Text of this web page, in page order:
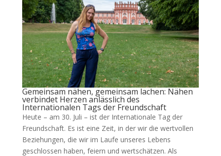
Gemeinsam nähen, gemeinsam lachen: Nähen
verbindet Herzen anlässlich des
Internationalen Tags der Freundschaft
Heute – am 30. Juli – ist der Internationale Tag der
Freundschaft. Es ist eine Zeit, in der wir die wertvollen
Beziehungen, die wir im Laufe unseres Lebens
geschlossen haben, feiern und wertschätzen. Als